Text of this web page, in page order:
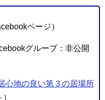
ページ）
グループ：非公開
心地の良い第３の居場所